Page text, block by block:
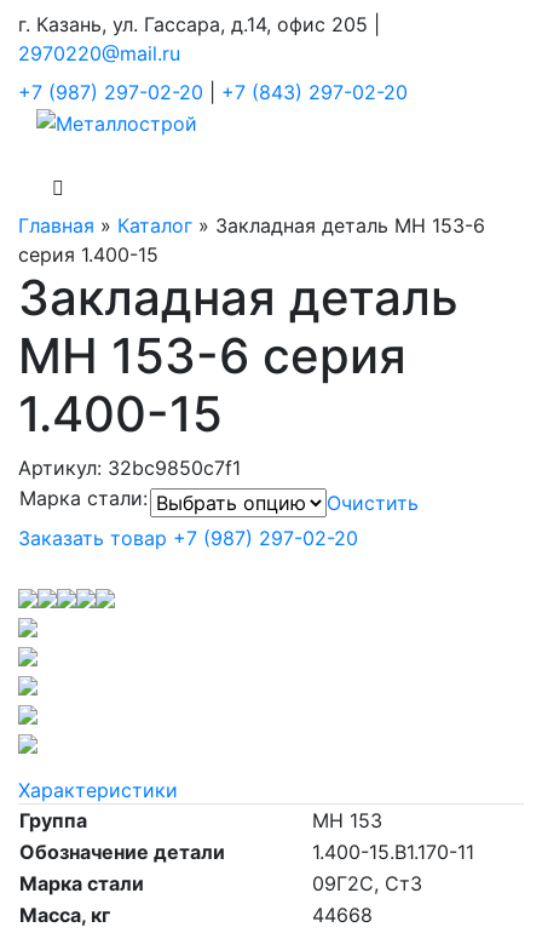
г. Казань, ул. Гассара, д.14, офис 205 |
2970220@mail.ru
+7 (987) 297-02-20
+7 (843) 297-02-20
Главная » Каталог » Закладная деталь МН 153-6
серия 1.400-15
Закладная деталь
МН 153-6 серия
1.400-15
Артикул: 32bc9850c7f1
Марка стали:
Очистить
Заказать товар +7 (987) 297-02-20
Характеристики
Группа
МН 153
Обозначение детали
1.400-15.B1.170-11
Марка стали
09Г2С, Ст3
Масса, кг
44668